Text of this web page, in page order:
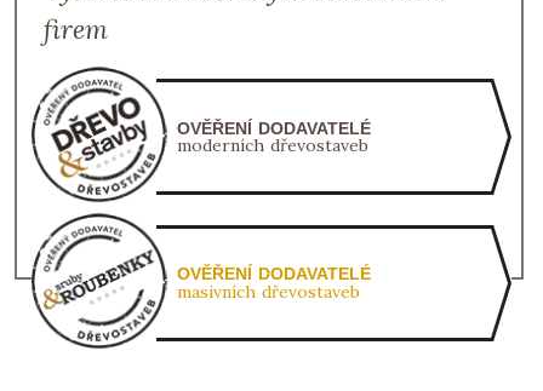
firem
OVĚŘENÍ DODAVATELÉ
moderních dřevostaveb
OVĚŘENÍ DODAVATELÉ
masivních dřevostaveb